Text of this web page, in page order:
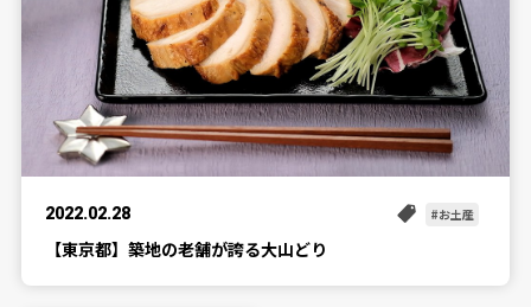
2022.02.28 お土産
【東京都】築地の老舗が誇る大山どり